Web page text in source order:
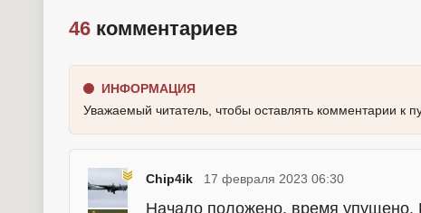
46 комментариев
ИНФОРМАЦИЯ
Уважаемый читатель, чтобы оставлять комментарии к
Chip4ik 17 февраля 2023 06:30
Начало положено, время упущено.